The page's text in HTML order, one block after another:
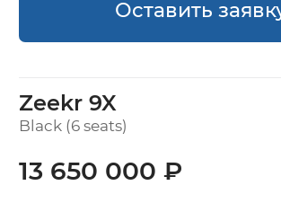
Оставить
Zeekr 9X
Black (6 seats)
13 650 000 ₽